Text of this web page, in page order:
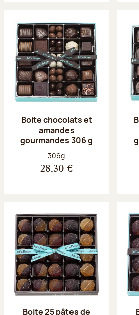
Boite chocolats et
amandes
gourmandes 306 g
Poids net :
306g
28,30 €
Boite 25 pâtes de